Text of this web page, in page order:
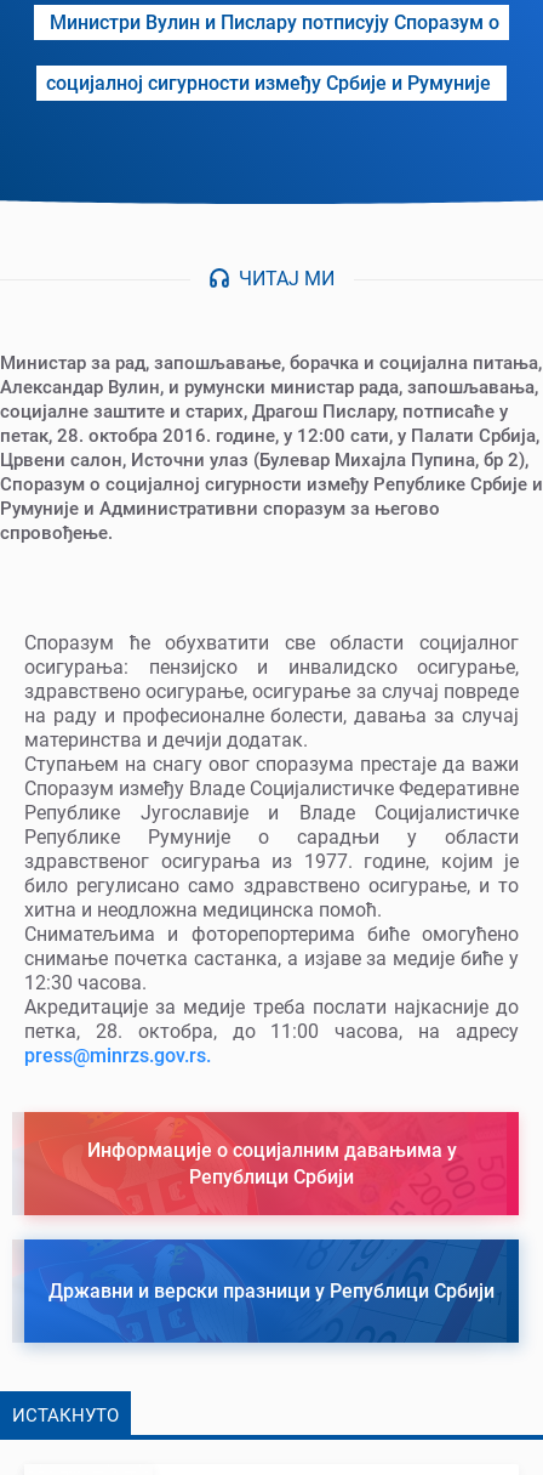
Министри Вулин и Пислару потписују Споразум o
социјалној сигурности између Србије и Румуније
ЧИТАЈ МИ
Министар за рад, запошљавање, борачка и социјална питања,
Александар Вулин, и румунски министар рада, запошљавања,
социјалне заштите и старих, Драгош Пислару, потписаће у
петак, 28. октобра 2016. године, у 12:00 сати, у Палати Србија,
Црвени салон, Источни улаз (Булевар Михајла Пупина, бр 2),
Споразум o социјалној сигурности између Републике Србије и
Румуније и Административни споразум за његово
спровођење.
Споразум ће обухватити све области социјалног
осигурања: пензијско и инвалидско осигурање,
здравствено осигурање, осигурање за случај повреде
на раду и професионалне болести, давања за случај
материнства и дечији додатак.
Ступањем на снагу овог споразума престаје да важи
Споразум између Владе Социјалистичке Федеративне
Републике Југославије и Владе Социјалистичке
Републике Румуније о сарадњи у области
здравственог осигурања из 1977. године, којим је
било регулисано само здравствено осигурање, и то
хитна и неодложна медицинска помоћ.
Сниматељима и фоторепортерима биће омогућено
снимање почетка састанка, а изјаве за медије биће у
12:30 часова.
Акредитације за медије треба послати најкасније до
петка, 28. октобра, до 11:00 часова, на адресу
press@minrzs.gov.rs.
Информације о социјалним давањима у
Републици Србији
Државни и верски празници у Републици Србији
ИСТАКНУТО